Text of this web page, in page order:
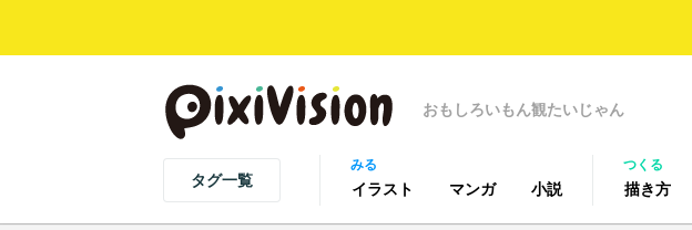
おもしろいもん観たいじゃん
タグ一覧
みる
イラスト マンガ 小説
つくる
描き方